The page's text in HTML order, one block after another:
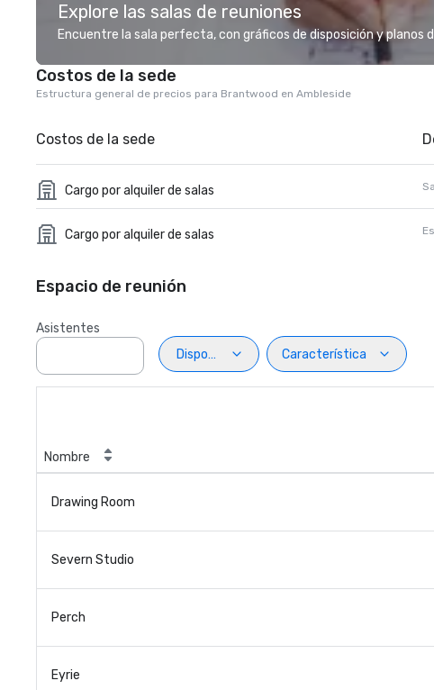
Explore las salas de reuniones
Encuentre la sala perfecta, con gráficos de disposición y planos
Costos de la sede
Estructura general de precios para Brantwood en Ambleside
Costos de la sede
Cargo por alquiler de salas
Cargo por alquiler de salas
Espacio de reunión
Asistentes
Disposiciön
Característica
Nombre
Drawing Room
Severn Studio
Perch
Eyrie